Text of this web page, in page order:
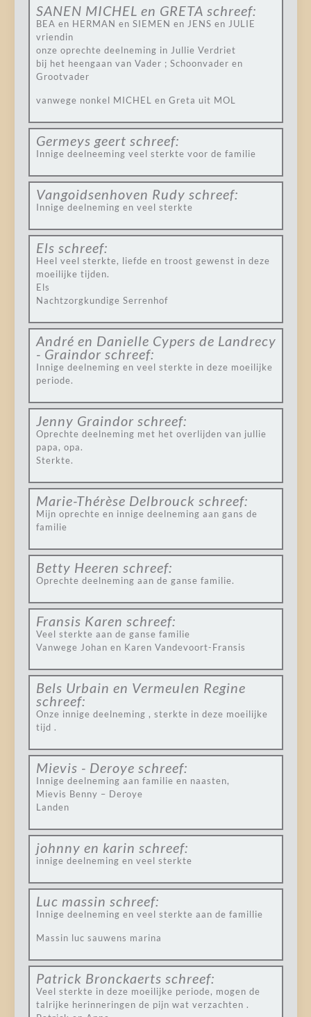
SANEN MICHEL en GRETA schreef:
BEA en HERMAN en SIEMEN en JENS en JULIE
vriendin
onze oprechte deelneming in Jullie Verdriet
bij het heengaan van Vader ; Schoonvader en
Grootvader
vanwege nonkel MICHEL en Greta uit MOL
Germeys geert schreef:
Innige deelneeming veel sterkte voor de familie
Vangoidsenhoven Rudy schreef:
Innige deelneming en veel sterkte
Els schreef:
Heel veel sterkte, liefde en troost gewenst in deze
moeilijke tijden.
Els
Nachtzorgkundige Serrenhof
André en Danielle Cypers de Landrecy
- Graindor schreef:
Innige deelneming en veel sterkte in deze moeilijke
periode.
Jenny Graindor schreef:
Oprechte deelneming met het overlijden van jullie
papa, opa.
Sterkte.
Marie-Thérèse Delbrouck schreef:
Mijn oprechte en innige deelneming aan gans de
familie
Betty Heeren schreef:
Oprechte deelneming aan de ganse familie.
Fransis Karen schreef:
Veel sterkte aan de ganse familie
Vanwege Johan en Karen Vandevoort-Fransis
Bels Urbain en Vermeulen Regine
schreef:
Onze innige deelneming , sterkte in deze moeilijke
tijd .
Mievis - Deroye schreef:
Innige deelneming aan familie en naasten,
Mievis Benny – Deroye
Landen
johnny en karin schreef:
innige deelneming en veel sterkte
Luc massin schreef:
Innige deelneming en veel sterkte aan de famillie
Massin luc sauwens marina
Patrick Bronckaerts schreef:
Veel sterkte in deze moeilijke periode, mogen de
talrijke herinneringen de pijn wat verzachten .